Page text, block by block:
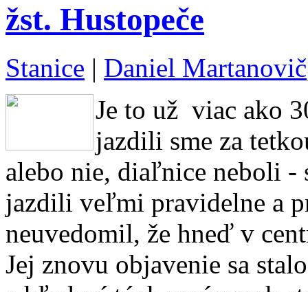
žst. Hustopeče
Stanice | Daniel Martanovič
Je to už viac ako
jazdili sme za
alebo nie, diaľnice neboli -
jazdili veľmi pravidelne a
neuvedomil, že hneď v
Jej znovu objavenie sa